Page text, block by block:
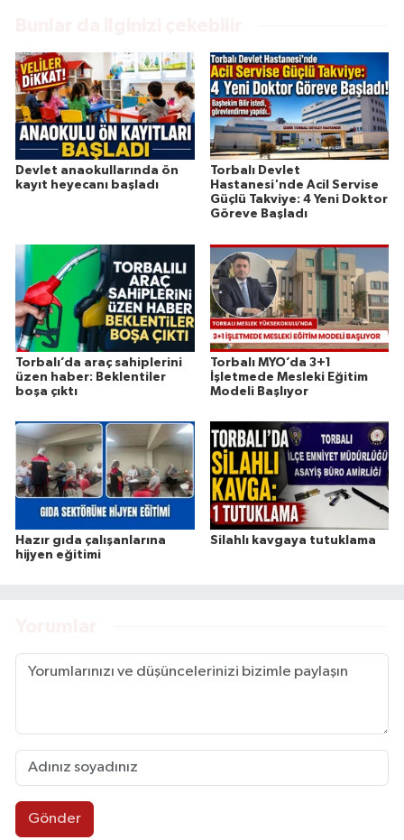
Devlet anaokullarında ön
kayıt heyecanı başladı
Torbalı Devlet
Hastanesi'nde Acil Servise
Güçlü Takviye: 4 Yeni Doktor
Göreve Başladı
Torbalı’da araç sahiplerini
üzen haber: Beklentiler
boşa çıktı
Torbalı MYO’da 3+1
İşletmede Mesleki Eğitim
Modeli Başlıyor
Hazır gıda çalışanlarına
hijyen eğitimi
Silahlı kavgaya tutuklama
Gönder